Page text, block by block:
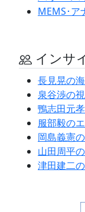
MEMS･ア
インサ
長見晃の
泉谷渉の
鴨志田元
服部毅の
岡島義憲
山田周平
津田建二